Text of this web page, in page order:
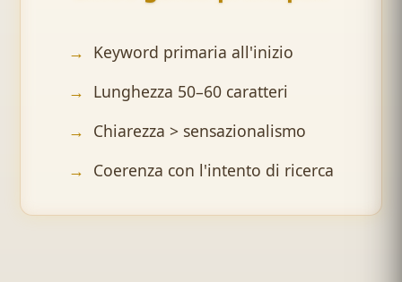
Keyword primaria all'inizio
Lunghezza 50–60 caratteri
Chiarezza > sensazionalismo
Coerenza con l'intento di ricerca